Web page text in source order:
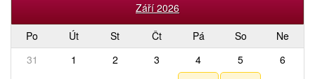
Září 2026
Po
Út St Čt Pá So
Ne
31
1 2 3 4 5
6